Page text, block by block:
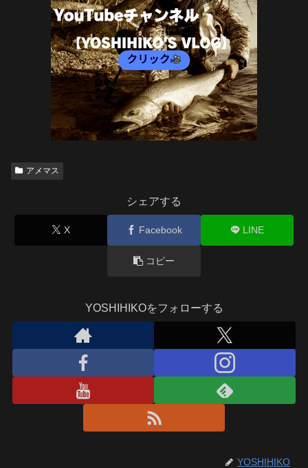
アメマス
シェアする
X Facebook LINE
コピー
YOSHIHIKOをフォローする
YOSHIHIKO